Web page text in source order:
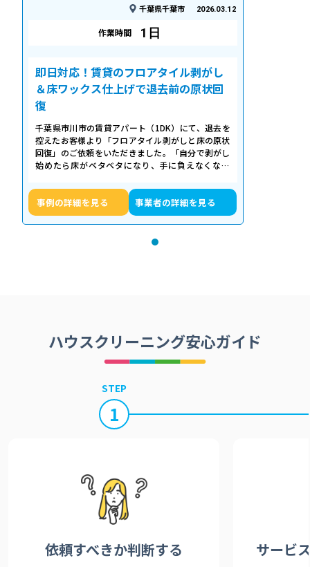
千葉県千葉市 2026.03.12
作業時間 1日
即日対応！賃貸のフロアタイル剥がし
＆床ワックス仕上げで退去前の原状回
復
千葉県市川市の賃貸アパート（1DK）にて、退去を
控えたお客様より「フロアタイル剥がしと床の原状
回復」のご依頼をいただきました。「自分で剥がし
始めたら床がベタベタになり、手に負えなくなっ
事例の詳細を見る 事業者の詳細を見る
ハウスクリーニング安心ガイド
STEP
1
依頼すべきか判断する サービ